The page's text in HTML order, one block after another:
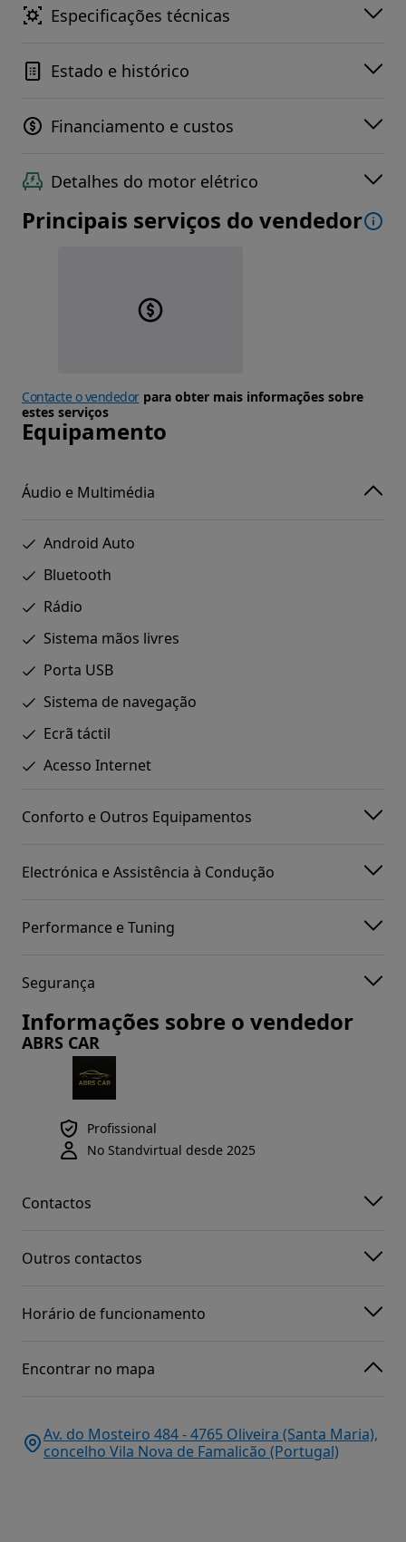
Especificações técnicas
Estado e histórico
Financiamento e custos
Detalhes do motor elétrico
Principais serviços do vendedor
Contacte o vendedorpara obter mais informações sobre
estes serviços
Equipamento
Áudio e Multimédia
Android Auto
Bluetooth
Rádio
Sistema mãos livres
Porta USB
Sistema de navegação
Ecrã táctil
Acesso Internet
Conforto e Outros Equipamentos
Electrónica e Assistência à Condução
Performance e Tuning
Segurança
Informações sobre o vendedor
ABRS CAR
Profissional
No Standvirtual desde 2025
Contactos
Outros contactos
Horário de funcionamento
Encontrar no mapa
Av. do Mosteiro 484 - 4765 Oliveira (Santa Maria),
concelho Vila Nova de Famalicão (Portugal)